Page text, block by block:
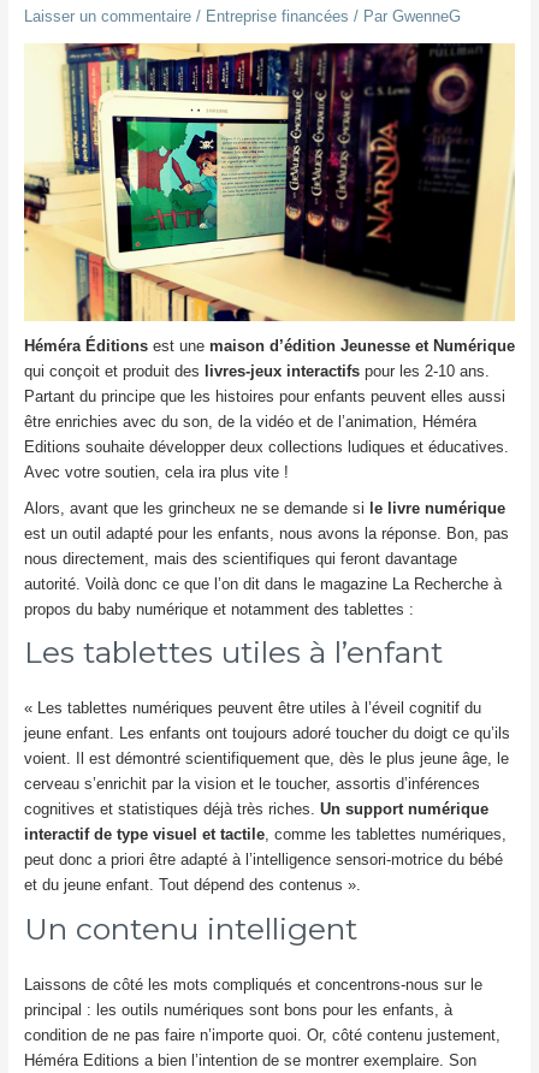
Laisser un commentaire / Entreprise financées / Par GwenneG
Héméra Éditionsest une maison d’édition Jeunesse et Numérique
qui conçoit et produit des livres-jeux interactifspour les 2-10 ans.
Partant du principe que les histoires pour enfants peuvent elles aussi
être enrichies avec du son, de la vidéo et de l’animation, Héméra
Editions souhaite développer deux collections ludiques et éducatives.
Avec votre soutien, cela ira plus vite !
Alors, avant que les grincheux ne se demande si le livre numérique
est un outil adapté pour les enfants, nous avons la réponse. Bon, pas
nous directement, mais des scientifiques qui feront davantage
autorité. Voilà donc ce que l’on dit dans le magazine La Recherche à
propos du baby numérique et notamment des tablettes :
Les tablettes utiles à l’enfant
« Les tablettes numériques peuvent être utiles à l’éveil cognitif du
jeune enfant. Les enfants ont toujours adoré toucher du doigt ce qu’ils
voient. Il est démontré scientifiquement que, dès le plus jeune âge, le
cerveau s’enrichit par la vision et le toucher, assortis d’inférences
cognitives et statistiques déjà très riches. Un support numérique
interactif de type visuel et tactile, comme les tablettes numériques,
peut donc a priori être adapté à l’intelligence sensori-motrice du bébé
et du jeune enfant. Tout dépend des contenus ».
Un contenu intelligent
Laissons de côté les mots compliqués et concentrons-nous sur le
principal : les outils numériques sont bons pour les enfants, à
condition de ne pas faire n’importe quoi. Or, côté contenu justement,
Héméra Editions a bien l’intention de se montrer exemplaire. Son